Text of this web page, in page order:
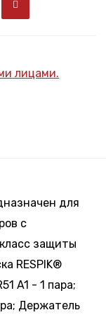
лицами.
для
с
защиты
RESPIK®
A1 - 1 пара;
Держатель